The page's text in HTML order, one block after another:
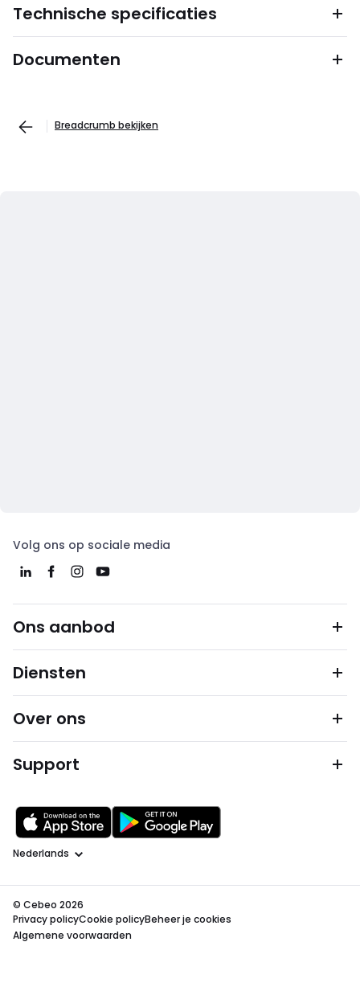
Technische specificaties
Documenten
Breadcrumb bekijken
Volg ons op sociale media
Ons aanbod
Diensten
Over ons
Support
Taal
© Cebeo 2026
Privacy policyCookie policyBeheer je cookies
Algemene voorwaarden